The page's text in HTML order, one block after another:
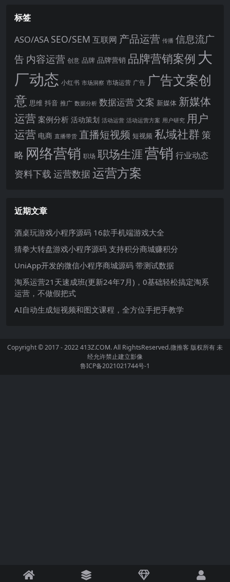
标签
ASO/ASA SEO/SEM 互联网 产品运营 传播 信息流广
告 内容运营 创意 品牌 品牌营销 品牌营销案例 大
厂动态 小红书 市场洞察 市场运营 广告 广告文案创
意 思维 抖音 推广 数据分析 数据运营 文案 新媒体 新媒体
运营 案例分析 活动策划 活动运营 活动运营方案 用户研究 用户
运营 电商 直播带货 直播短视频 短视频 私域社群 策
略 网络营销 职场 职场生涯营销 行业动态
资料下载 运营数据运营方案
近期文章
酒桌玩游戏小程序源码 16款手机端游戏大全
猜拳大转盘游戏小程序源码 支持积分商城赚积分
UniApp开发的微信小程序商城源码 带测试数据
淘系运营21天速成班(更新24年7月)，0基础轻松搞定淘系
运营，不做假把式
AI自动生成短视频和图文课程，全方位手把手教学
Copyright © 2017 - 2022 413Z.COM. All RightsReserved.微推客 版权所有 未
经允许禁止建立影像
鲁ICP备2021021744号-1